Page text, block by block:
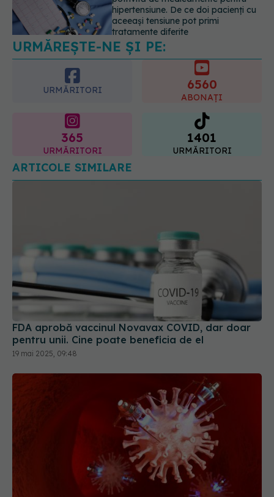
Mii de angajați din Sănătate ar
putea primi salarii mai mari.
Sindicatele cer schimbarea legii
06.08.2026, 19:26
URMĂREȘTE-NE ȘI PE:
URMĂRITORI 6560
ABONAȚI
365
URMĂRITORI
1401
URMĂRITORI
ARTICOLE SIMILARE
FDA aprobă vaccinul Novavax COVID, dar doar
pentru unii. Cine poate beneficia de el
19 mai 2025, 09:48